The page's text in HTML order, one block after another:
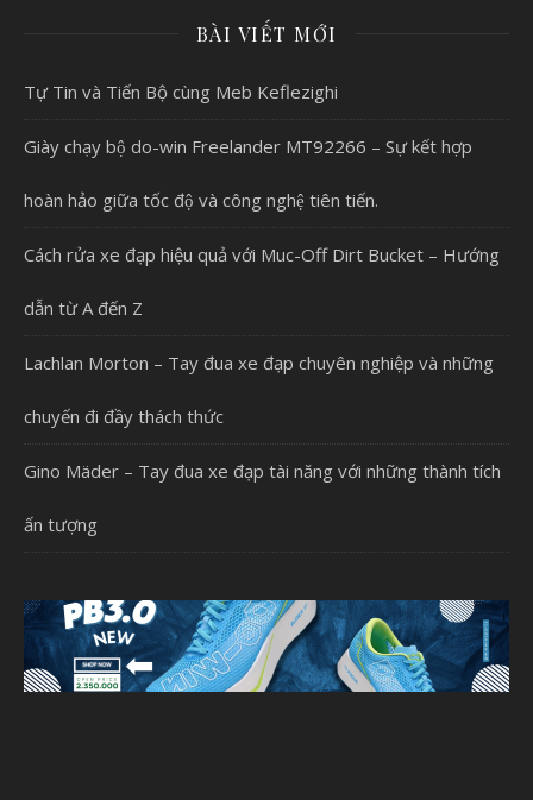
BÀI VIẾT MỚI
Tự Tin và Tiến Bộ cùng Meb Keflezighi
Giày chạy bộ do-win Freelander MT92266 – Sự kết hợp
hoàn hảo giữa tốc độ và công nghệ tiên tiến.
Cách rửa xe đạp hiệu quả với Muc-Off Dirt Bucket – Hướng
dẫn từ A đến Z
Lachlan Morton – Tay đua xe đạp chuyên nghiệp và những
chuyến đi đầy thách thức
Gino Mäder – Tay đua xe đạp tài năng với những thành tích
ấn tượng